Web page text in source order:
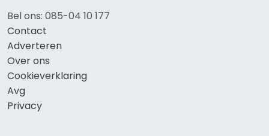
Bel ons: 085-04 10 177
Contact
Adverteren
Over ons
Cookieverklaring
Avg
Privacy